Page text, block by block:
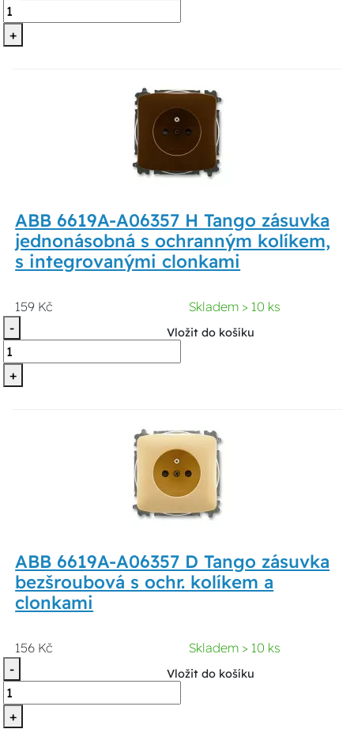
+
ABB 6619A-A06357 H Tango zásuvka
jednonásobná s ochranným kolíkem,
s integrovanými clonkami
159 Kč
Skladem > 10 ks
-
+
Vložit do košíku
ABB 6619A-A06357 D Tango zásuvka
bezšroubová s ochr. kolíkem a
clonkami
156 Kč
Skladem > 10 ks
-
+
Vložit do košíku